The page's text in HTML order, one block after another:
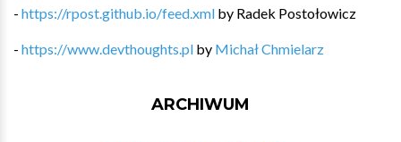
- https://rpost.github.io/feed.xml by Radek Postołowicz
- https://www.devthoughts.pl by Michał Chmielarz
ARCHIWUM